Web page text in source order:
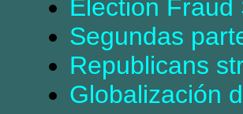
Election Fraud
Segundas
Republicans
Globalización